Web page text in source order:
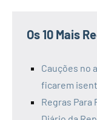
Os 10 Mais
Cauções no
ficarem
Regras Para